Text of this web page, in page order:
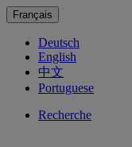
Français
Deutsch
English
中文
Portuguese
Recherche